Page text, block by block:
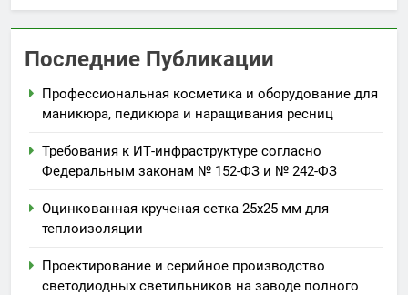
Последние Публикации
Профессиональная косметика и оборудование для
маникюра, педикюра и наращивания ресниц
Требования к ИТ-инфраструктуре согласно
Федеральным законам № 152-ФЗ и № 242-ФЗ
Оцинкованная крученая сетка 25х25 мм для
теплоизоляции
Проектирование и серийное производство
светодиодных светильников на заводе полного